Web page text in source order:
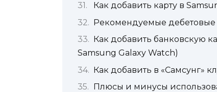
Как добавить карту в
Рекомендуемые дебетовые
Как добавить банковскую
Samsung Galaxy Watch)
Как добавить в «Самсунг»
Плюсы и минусы